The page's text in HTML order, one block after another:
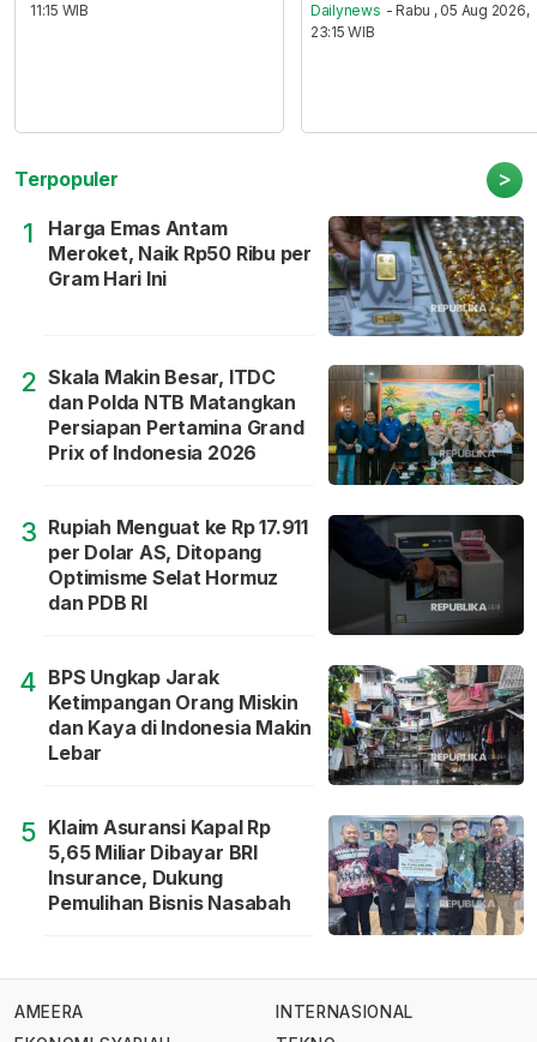
11:15 WIB
Dailynews - Rabu , 05 Aug 2026,
23:15 WIB
Terpopuler >
1
Harga Emas Antam
Meroket, Naik Rp50 Ribu per
Gram Hari Ini
2 Skala Makin Besar, ITDC
dan Polda NTB Matangkan
Persiapan Pertamina Grand
Prix of Indonesia 2026
3 Rupiah Menguat ke Rp 17.911
per Dolar AS, Ditopang
Optimisme Selat Hormuz
dan PDB RI
4 BPS Ungkap Jarak
Ketimpangan Orang Miskin
dan Kaya di Indonesia Makin
Lebar
5 Klaim Asuransi Kapal Rp
5,65 Miliar Dibayar BRI
Insurance, Dukung
Pemulihan Bisnis Nasabah
AMEERA
INTERNASIONAL